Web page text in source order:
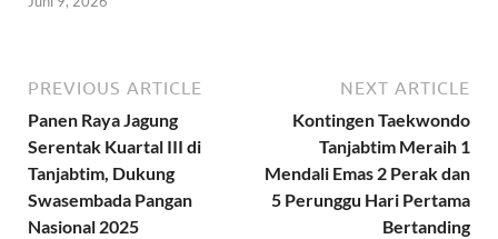
PREVIOUS ARTICLE
Panen Raya Jagung
Serentak Kuartal III di
Tanjabtim, Dukung
Swasembada Pangan
Nasional 2025
NEXT ARTICLE
Kontingen Taekwondo
Tanjabtim Meraih 1
Mendali Emas 2 Perak dan
5 Perunggu Hari Pertama
Bertanding